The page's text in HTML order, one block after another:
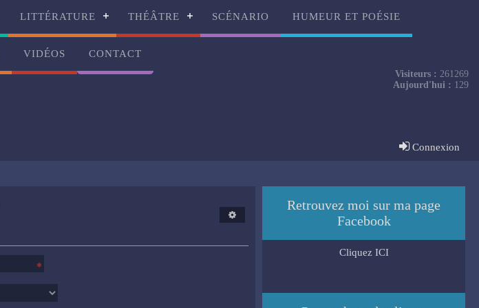
LITTÉRATURE THÉÂTRE SCÉNARIO HUMEUR ET POÉSIE
VIDÉOS CONTACT
Connexion
Visiteurs : 261269
Aujourd'hui : 129
Retrouvez moi sur ma page
Facebook
Cliquez ICI